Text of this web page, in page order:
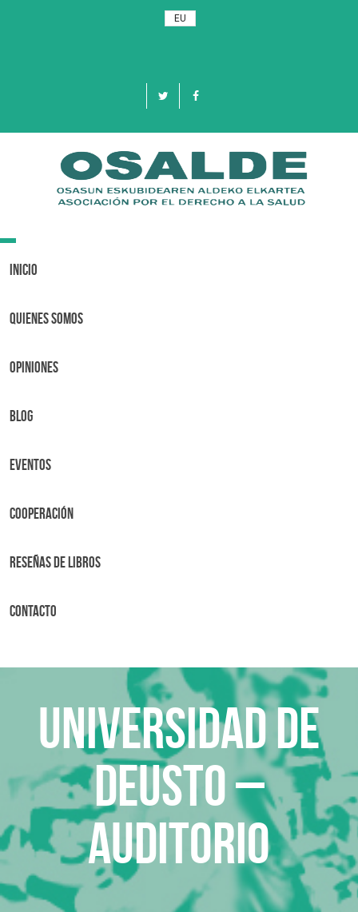
EU
Toggle
Inicio
Quienes Somos
OPINIONES
BLOG
Eventos
Cooperación
Reseñas de libros
Contacto
Universidad de
Deusto –
Auditorio